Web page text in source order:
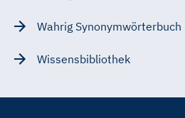
Wahrig Synonymwörterbuch
Wissensbibliothek